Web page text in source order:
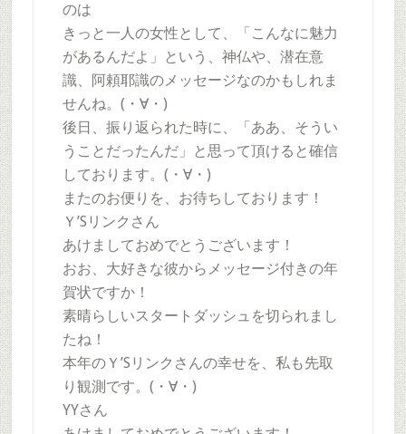
のは
きっと一人の女性として、「こんなに魅力
があるんだよ」という、神仏や、潜在意
識、阿頼耶識のメッセージなのかもしれま
せんね。(・∀・)
後日、振り返られた時に、「ああ、そうい
うことだったんだ」と思って頂けると確信
しております。(・∀・)
またのお便りを、お待ちしております！
Ｙ’Sリンクさん
あけましておめでとうございます！
おお、大好きな彼からメッセージ付きの年
賀状ですか！
素晴らしいスタートダッシュを切られまし
たね！
本年のＹ’Sリンクさんの幸せを、私も先取
り観測です。(・∀・)
YYさん